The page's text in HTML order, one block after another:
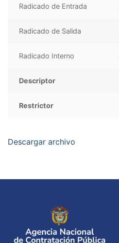
Radicado de Entrada
Radicado de Salida
Radicado Interno
Descriptor
Restrictor
Descargar archivo